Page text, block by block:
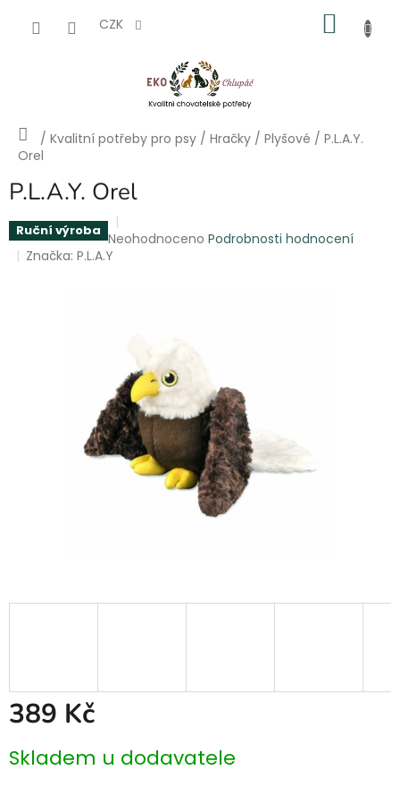
CZK
Domů
/ Kvalitní potřeby pro psy / Hračky / Plyšové / P.L.A.Y.
Orel
P.L.A.Y. Orel
Ruční výroba Průměrné
hodnocení
hvězdiček.
Neohodnoceno Podrobnosti hodnocení
Značka:P.L.A.Y
389 Kč
cena:
Skladem u dodavatele